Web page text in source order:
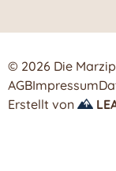
© 2026 Die
AGBImpressum
Erstellt von